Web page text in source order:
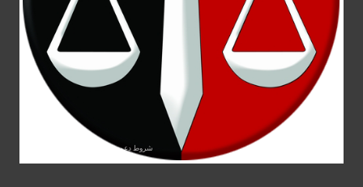
شروط دعوى التسليم فى القانون المصري